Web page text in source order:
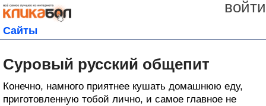
войти
Сайты
Суровый русский общепит
Конечно, намного приятнее кушать домашнюю еду,
приготовленную тобой лично, и самое главное не